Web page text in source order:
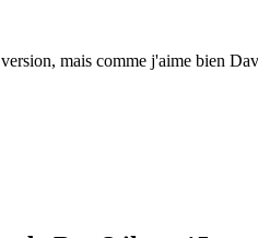
mais comme j'aime bien